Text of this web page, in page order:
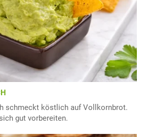
schmeckt köstlich auf Vollkornbrot.
gut vorbereiten.